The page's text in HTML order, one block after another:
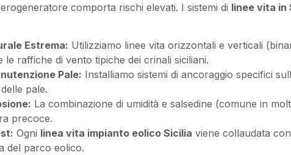
comporta rischi elevati. I sistemi di linee vita in
Estrema: Utilizziamo linee vita orizzontali e verticali
le raffiche di vento tipiche dei crinali siciliani.
Pale: Installiamo sistemi di ancoraggio specifici
pale.
La combinazione di umidità e salsedine (comune in
precoce.
Ogni linea vita impianto eolico Sicilia viene collaudata
del parco eolico.